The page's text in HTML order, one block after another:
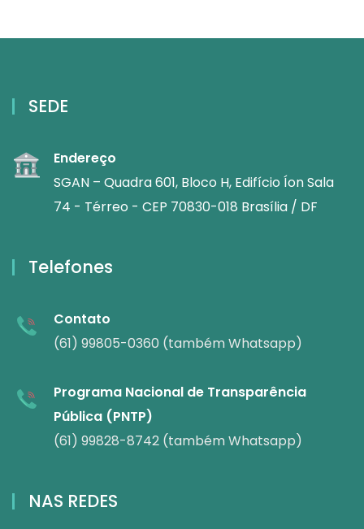
SEDE
Endereço
SGAN – Quadra 601, Bloco H, Edifício Íon Sala
74 - Térreo - CEP 70830-018 Brasília / DF
Telefones
Contato
(61) 99805-0360 (também Whatsapp)
Programa Nacional de Transparência
Pública (PNTP)
(61) 99828-8742 (também Whatsapp)
NAS REDES